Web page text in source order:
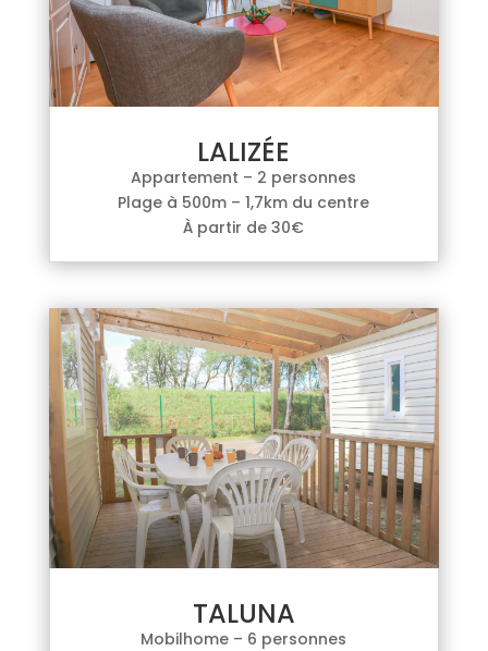
LALIZÉE
Appartement – 2 personnes
Plage à 500m – 1,7km du centre
À partir de 30€
TALUNA
Mobilhome – 6 personnes